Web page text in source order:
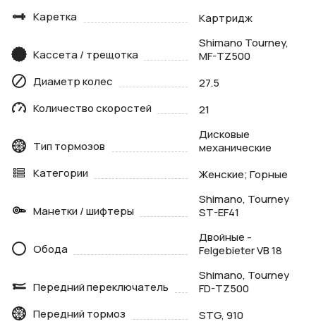
Каретка
Картридж
Кассета / трещотка
Shimano Tourney,
MF-TZ500
Диаметр колес
27.5
Количество скоростей
21
Тип тормозов
Дисковые
механические
Категории
Женские; Горные
Манетки / шифтеры
Shimano, Tourney
ST-EF41
Обода
Двойные -
Felgebieter VB 18
Передний переключатель
Shimano, Tourney
FD-TZ500
Передний тормоз
STG, 910